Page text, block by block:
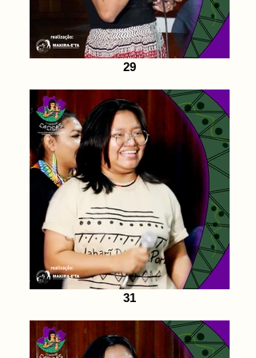
29
31